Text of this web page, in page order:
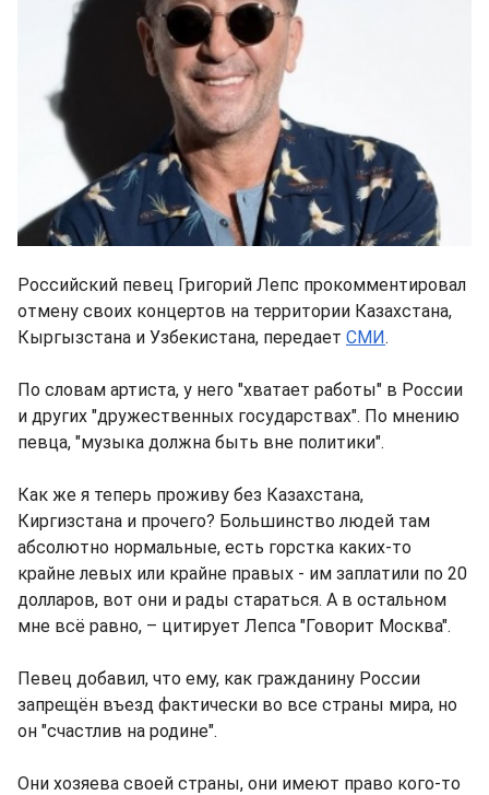
Российский певец Григорий Лепс прокомментировал
отмену своих концертов на территории Казахстана,
Кыргызстана и Узбекистана, передает СМИ.
По словам артиста, у него "хватает работы" в России
и других "дружественных государствах". По мнению
певца, "музыка должна быть вне политики".
Как же я теперь проживу без Казахстана,
Киргизстана и прочего? Большинство людей там
абсолютно нормальные, есть горстка каких-то
крайне левых или крайне правых - им заплатили по 20
долларов, вот они и рады стараться. А в остальном
мне всё равно, – цитирует Лепса "Говорит Москва".
Певец добавил, что ему, как гражданину России
запрещён въезд фактически во все страны мира, но
он "счастлив на родине".
Они хозяева своей страны, они имеют право кого-то